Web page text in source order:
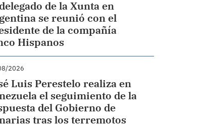
de la Xunta en
se reunió con el
de la compañía
Hispanos
2026
Luis Perestelo realiza en
el seguimiento de la
del Gobierno de
tras los terremotos